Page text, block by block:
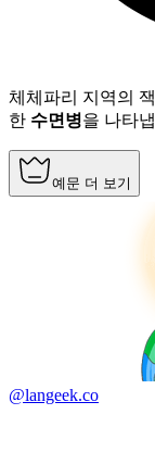
체체파리 지역의
한 수면병을 나타
예문 더 보기
@langeek.co